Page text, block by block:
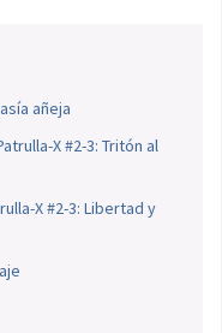
añeja
X #2-3: Tritón al
X #2-3: Libertad y